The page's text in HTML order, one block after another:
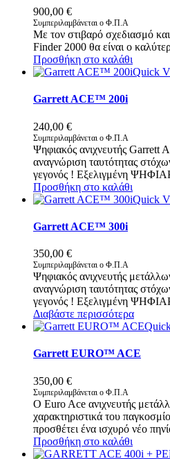
900,00 €
Συμπεριλαμβάνεται ο Φ.Π.Α
Με τον στιβαρό σχεδιασμό
Finder 2000 θα είναι ο
Προσθήκη στο καλάθι
Quick
Garrett ACE™ 200i
240,00 €
Συμπεριλαμβάνεται ο Φ.Π.Α
Ψηφιακός ανιχνευτής Garrett
αναγνώριση ταυτότητας
γεγονός ! Εξελιγμένη
Προσθήκη στο καλάθι
Quick
Garrett ACE™ 300i
350,00 €
Συμπεριλαμβάνεται ο Φ.Π.Α
Ψηφιακός ανιχνευτής
αναγνώριση ταυτότητας
γεγονός ! Εξελιγμένη
Διαβάστε περισσότερα
Garrett EURO™ ACE
350,00 €
Συμπεριλαμβάνεται ο Φ.Π.Α
Ο Euro Ace ανιχνευτής
χαρακτηριστικά του
προσθέτει ένα ισχυρό νέο
Προσθήκη στο καλάθι